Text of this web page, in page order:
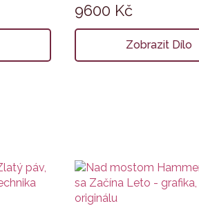
9600 Kč
Zobrazit Dílo